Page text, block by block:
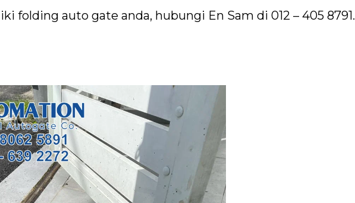
folding auto gate anda, hubungi En Sam di 012 – 405 8791.